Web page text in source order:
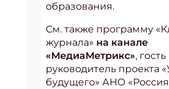
образования.
См. также программу
журнала» на канале
«МедиаМетрикс»,
руководитель проекта
будущего» АНО «Россия